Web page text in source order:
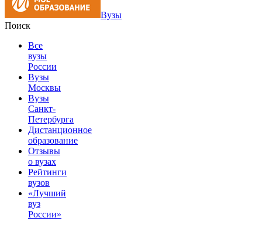
Вузы
Поиск
Все
вузы
России
Вузы
Москвы
Вузы
Санкт-
Петербурга
Дистанционное
образование
Отзывы
о вузах
Рейтинги
вузов
«Лучший
вуз
России»